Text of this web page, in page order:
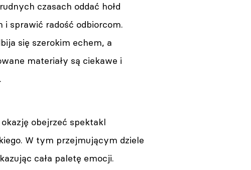
czasach oddać hołd
i sprawić radość odbiorcom.
się szerokim echem, a
materiały są ciekawe i
obejrzeć spektakl
W tym przejmującym dziele
cała paletę emocji.